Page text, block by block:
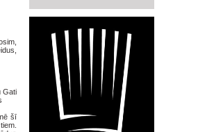
Gati
šī